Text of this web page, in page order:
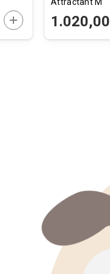
DODAJTE U KORPU
1.020,00